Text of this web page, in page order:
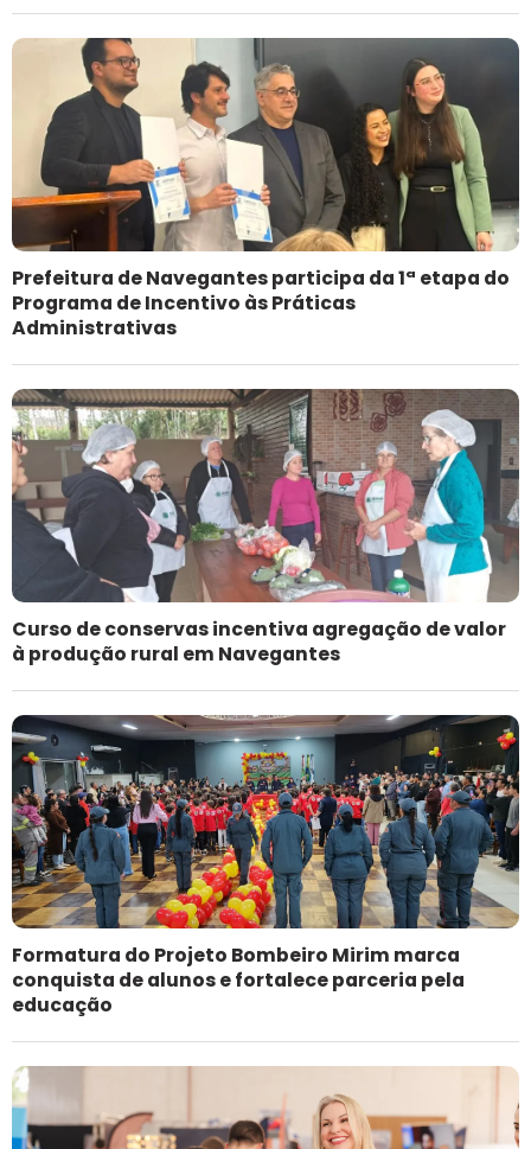
Prefeitura de Navegantes participa da 1ª etapa do
Programa de Incentivo às Práticas
Administrativas
Curso de conservas incentiva agregação de valor
à produção rural em Navegantes
Formatura do Projeto Bombeiro Mirim marca
conquista de alunos e fortalece parceria pela
educação